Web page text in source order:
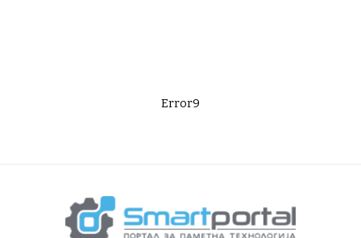
Error9